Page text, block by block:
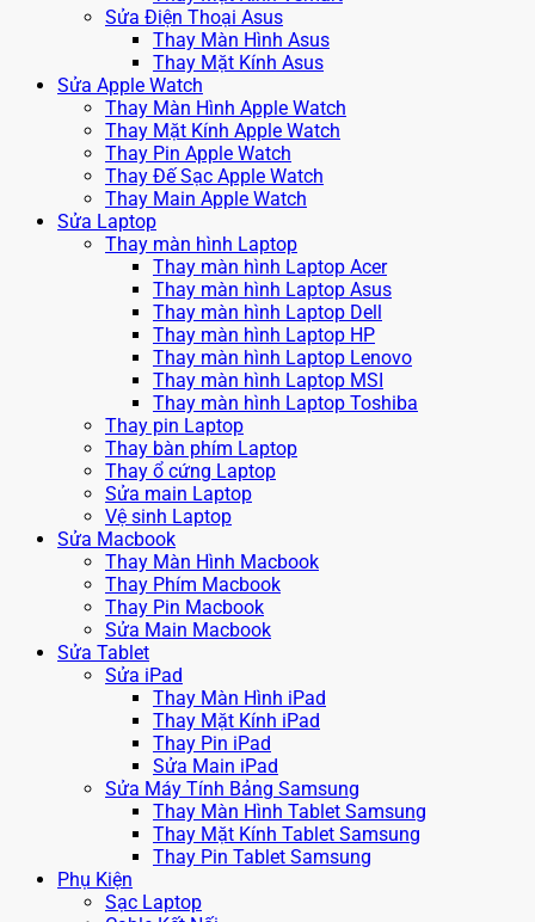
Sửa Điện Thoại Asus
Thay Màn Hình Asus
Thay Mặt Kính Asus
Sửa Apple Watch
Thay Màn Hình Apple Watch
Thay Mặt Kính Apple Watch
Thay Pin Apple Watch
Thay Đế Sạc Apple Watch
Thay Main Apple Watch
Sửa Laptop
Thay màn hình Laptop
Thay màn hình Laptop Acer
Thay màn hình Laptop Asus
Thay màn hình Laptop Dell
Thay màn hình Laptop HP
Thay màn hình Laptop Lenovo
Thay màn hình Laptop MSI
Thay màn hình Laptop Toshiba
Thay pin Laptop
Thay bàn phím Laptop
Thay ổ cứng Laptop
Sửa main Laptop
Vệ sinh Laptop
Sửa Macbook
Thay Màn Hình Macbook
Thay Phím Macbook
Thay Pin Macbook
Sửa Main Macbook
Sửa Tablet
Sửa iPad
Thay Màn Hình iPad
Thay Mặt Kính iPad
Thay Pin iPad
Sửa Main iPad
Sửa Máy Tính Bảng Samsung
Thay Màn Hình Tablet Samsung
Thay Mặt Kính Tablet Samsung
Thay Pin Tablet Samsung
Phụ Kiện
Sạc Laptop